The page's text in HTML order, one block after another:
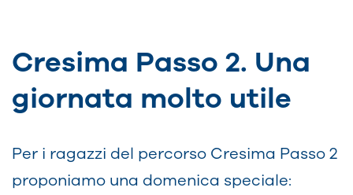
Cresima Passo 2. Una
giornata molto utile
Per i ragazzi del percorso Cresima Passo 2
proponiamo una domenica speciale: